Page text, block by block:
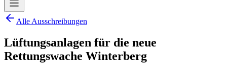
Alle Ausschreibungen
Lüftungsanlagen für die neue
Rettungswache Winterberg